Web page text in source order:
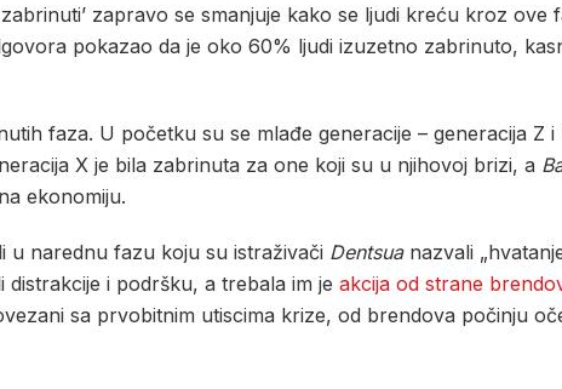
zapravo se smanjuje kako se ljudi kreću kroz ove
pokazao da je oko 60% ljudi izuzetno zabrinuto,
faza. U početku su se mlađe generacije – generacija Z i
X je bila zabrinuta za one koji su u njihovoj brizi, a
ekonomiju.
u narednu fazu koju su istraživači Dentsuanazvali
i podršku, a trebala im je akcija od strane
sa prvobitnim utiscima krize, od brendova počinju